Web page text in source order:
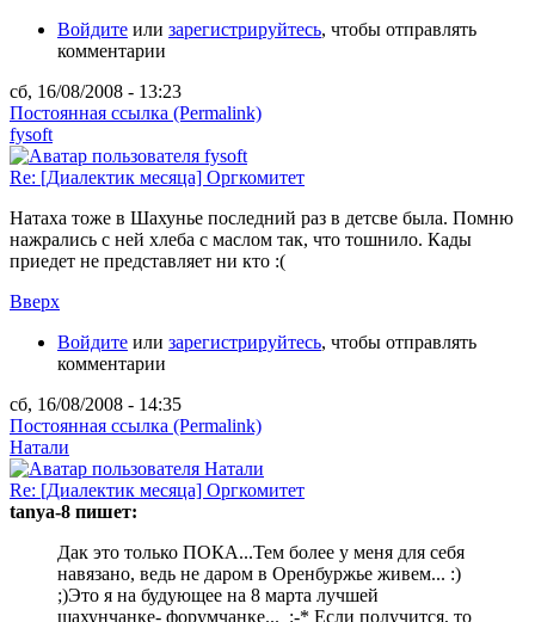
Войдите или зарегистрируйтесь, чтобы отправлять
комментарии
сб, 16/08/2008 - 13:23
Постоянная ссылка (Permalink)
fysoft
Re: [Диалектик месяца] Оргкомитет
Натаха тоже в Шахунье последний раз в детсве была. Помню
нажрались с ней хлеба с маслом так, что тошнило. Кады
приедет не представляет ни кто :(
Вверх
Войдите или зарегистрируйтесь, чтобы отправлять
комментарии
сб, 16/08/2008 - 14:35
Постоянная ссылка (Permalink)
Натали
Re: [Диалектик месяца] Оргкомитет
tanya-8 пишет:
Дак это только ПОКА...Тем более у меня для себя
навязано, ведь не даром в Оренбуржье живем... :)
;)Это я на будующее на 8 марта лучшей
шахунчанке- форумчанке... :-* Если получится, то